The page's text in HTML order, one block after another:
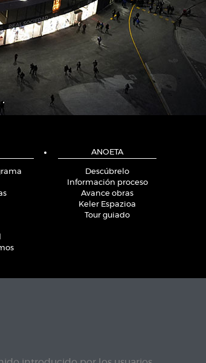
ANOETA
Descúbrelo
Información proceso
Avance obras
Keler Espazioa
Tour guiado